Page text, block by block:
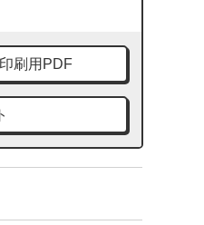
印刷用PDF